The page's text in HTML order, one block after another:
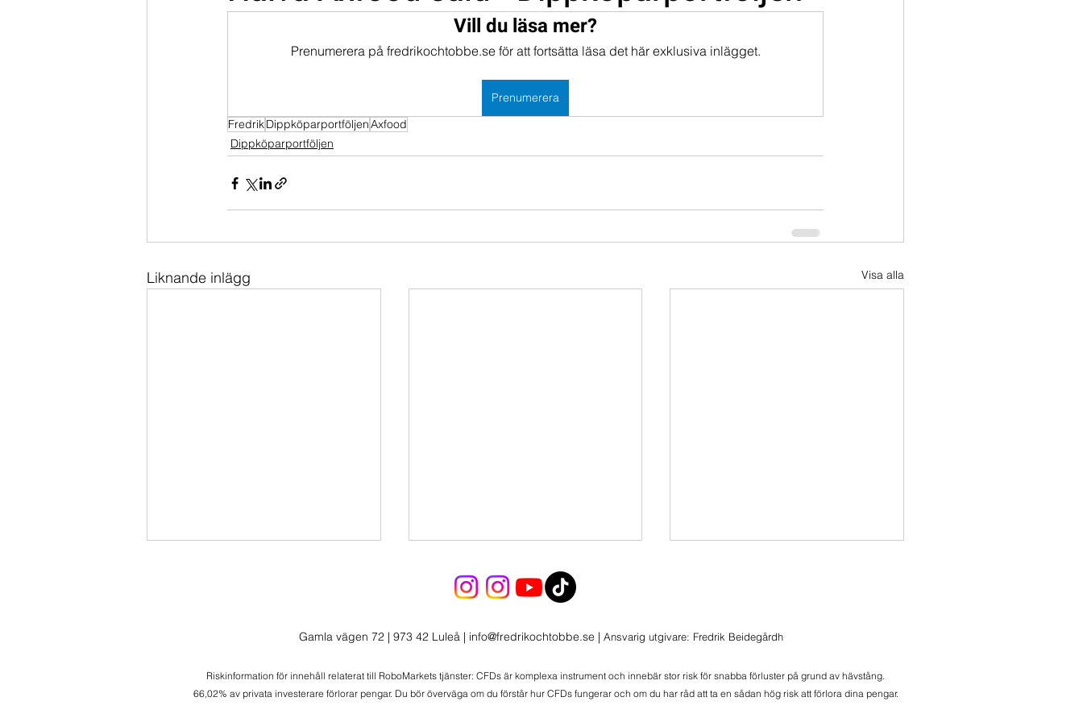
Portföljer
Vill du läsa mer?
Prenumerera på fredrikochtobbe.se för att fortsätta läsa det här exklusiva inlägget.
Prenumerera
FredrikDippköparportföljenAxfood
Dippköparportföljen
Liknande inlägg Visa alla
Säljer av 2 positioner
Skalar ner 2 positioner -
kring öppningen. Som alltid,
när det...
Gamla vägen 72 | 973 42 Luleå | info@fredrikochtobbe.se | Ansvarig utgivare: Fredrik Beidegårdh
Riskinformation för innehåll relaterat till RoboMarkets tjänster: CFDs är komplexa instrument och innebär stor risk för snabba förluster på grund av hävstång.
66,02% av privata investerare förlorar pengar. Du bör överväga om du förstår hur CFDs fungerar och om du har råd att ta en sådan hög risk att förlora dina pengar.